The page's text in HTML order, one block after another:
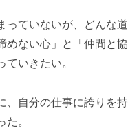
っていないが、どんな道
めない心」と「仲間と協
いきたい。
、自分の仕事に誇りを持
。